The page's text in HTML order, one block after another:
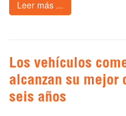
Leer más ...
Los vehículos
alcanzan su mejor
seis años